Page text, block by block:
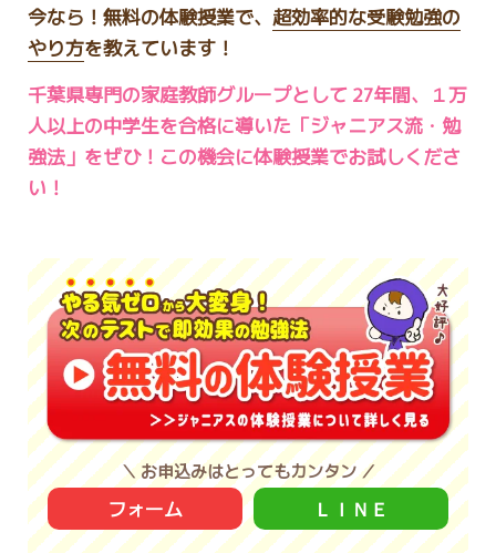
今なら！無料の体験授業で、 超効率的な受験勉強の
やり方を教えています！
千葉県専門の家庭教師グループとして 27年間、１万
人以上の中学生を合格に導いた「ジャニアス流・勉
強法」をぜひ！この機会に体験授業でお試しくださ
い！
＼ お申込みはとってもカンタン ／
フォーム ＬＩＮＥ